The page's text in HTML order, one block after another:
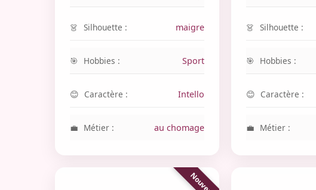
Silhouette : maigre
Hobbies : Sport
Caractère : Intello
Métier : au chomage
Silhouette :
Hobbies :
Caractère :
Métier :